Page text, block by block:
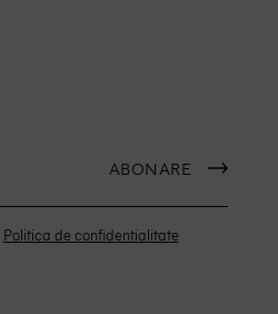
ABONARE
Politica de confidentialitate